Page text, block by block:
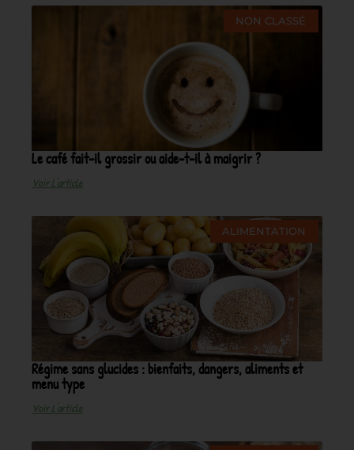
NON CLASSÉ
Le café fait-il grossir ou aide-t-il à maigrir ?
Voir L'article
ALIMENTATION
Régime sans glucides : bienfaits, dangers, aliments et
menu type
Voir L'article